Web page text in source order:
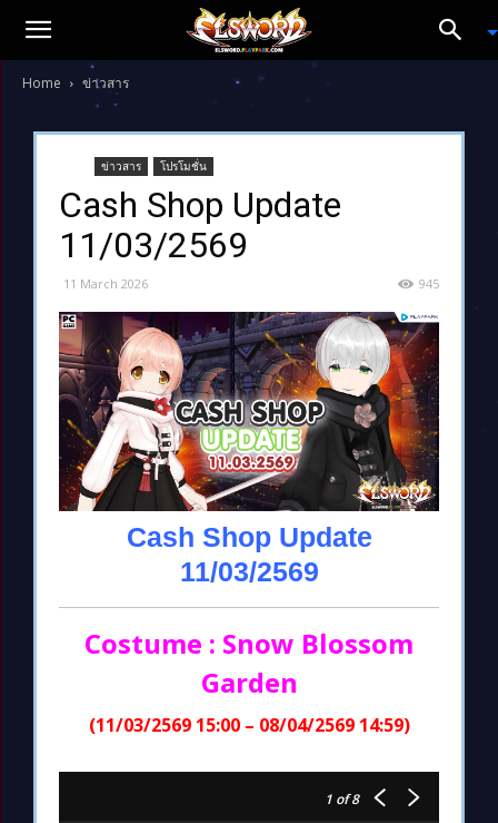
Home ข่าวสาร
ข่าวสาร โปรโมชั่น
Cash Shop Update
11/03/2569
11 March 2026 945
Cash Shop Update
11/03/2569
Costume : Snow Blossom
Garden
(11/03/2569 15:00 – 08/04/2569 14:59)
1 of 8